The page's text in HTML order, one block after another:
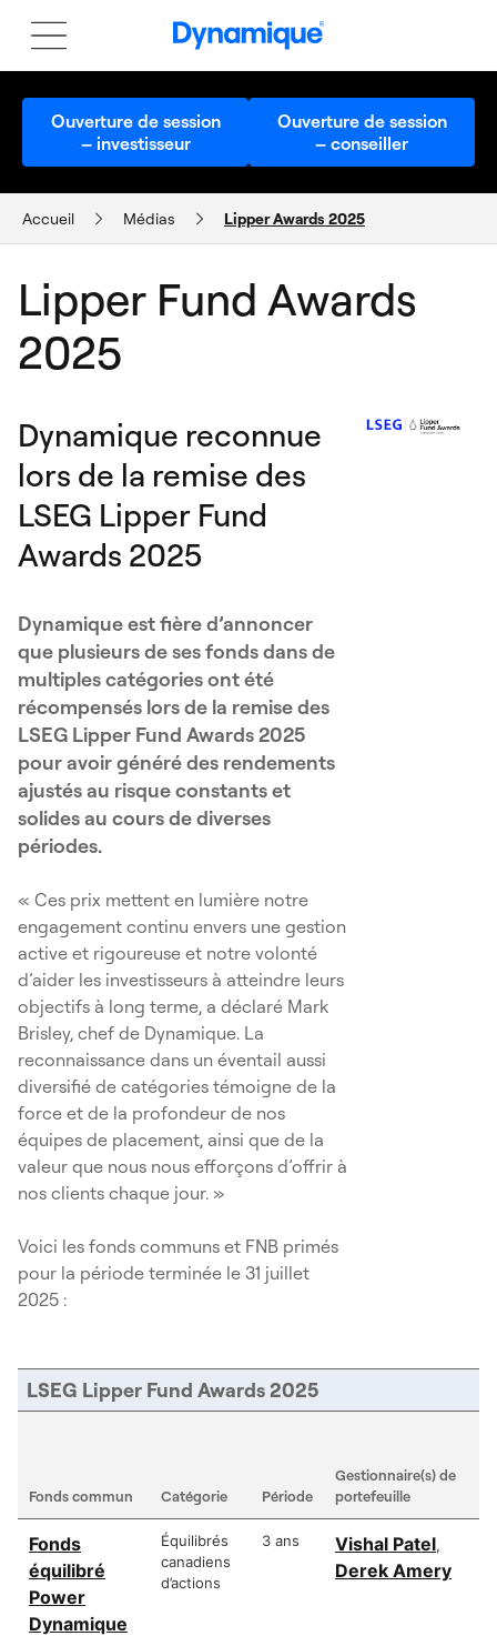
Ouverture de session
– investisseur
Ouverture de session
– conseiller
Accueil Médias Lipper Awards 2025
Lipper Fund Awards
2025
Dynamique reconnue
lors de la remise des
LSEG Lipper Fund
Awards 2025
Dynamique est fière d’annoncer
que plusieurs de ses fonds dans de
multiples catégories ont été
récompensés lors de la remise des
LSEG Lipper Fund Awards 2025
pour avoir généré des rendements
ajustés au risque constants et
solides au cours de diverses
périodes.
« Ces prix mettent en lumière notre
engagement continu envers une gestion
active et rigoureuse et notre volonté
d’aider les investisseurs à atteindre leurs
objectifs à long terme, a déclaré Mark
Brisley, chef de Dynamique. La
reconnaissance dans un éventail aussi
diversifié de catégories témoigne de la
force et de la profondeur de nos
équipes de placement, ainsi que de la
valeur que nous nous efforçons d’offrir à
nos clients chaque jour. »
Voici les fonds communs et FNB primés
pour la période terminée le 31 juillet
2025 :
LSEG Lipper Fund Awards 2025
Fonds commun Catégorie Période
Gestionnaire(s) de
portefeuille
Fonds
équilibré
Power
Dynamique
Équilibrés
canadiens
d’actions
3 ans Vishal Patel,
Derek Amery